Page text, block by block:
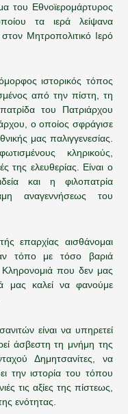
του Εθνοϊερομάρτυρος
τα ιερά λείψανα
Μητροπολιτικό Ιερό
ιστορικός τόπος
από την πίστη, τη
του Πατριάρχου
ο οποίος σφράγισε
μας παλιγγενεσίας.
κληρικούς,
της ελευθερίας. Είναι ο
και η φιλοπατρία
αναγεννήσεως του
επαρχίας αισθάνομαι
τόπο με τόσο βαριά
Κληρονομιά που δεν μας
μας καλεί να φανούμε
είναι να υπηρετεί
άσβεστη τη μνήμη της
Δημητσανίτες, να
την ιστορία του τόπου
τις αξίες της πίστεως,
ενότητας.